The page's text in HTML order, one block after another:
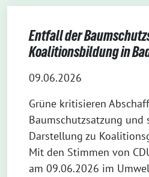
Entfall der
Koalitionsbildung in
09.06.2026
Grüne kritisieren
Baumschutzsatzung und
Darstellung zu
Mit den Stimmen von
am 09.06.2026 im